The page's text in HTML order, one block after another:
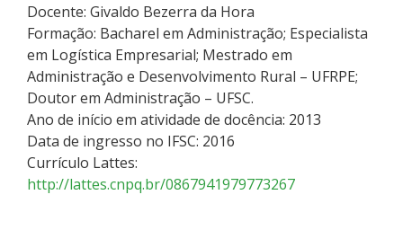
Docente: Givaldo Bezerra da Hora
Formação: Bacharel em Administração; Especialista
em Logística Empresarial; Mestrado em
Administração e Desenvolvimento Rural – UFRPE;
Doutor em Administração – UFSC.
Ano de início em atividade de docência: 2013
Data de ingresso no IFSC: 2016
Currículo Lattes:
http://lattes.cnpq.br/0867941979773267